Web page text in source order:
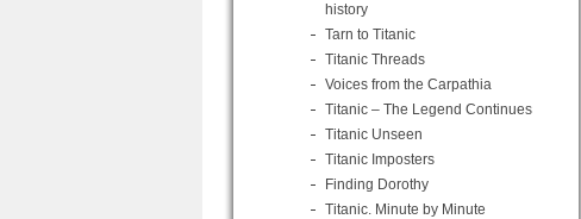
history
Tarn to Titanic
Titanic Threads
Voices from the Carpathia
Titanic – The Legend Continues
Titanic Unseen
Titanic Imposters
Finding Dorothy
Titanic. Minute by Minute